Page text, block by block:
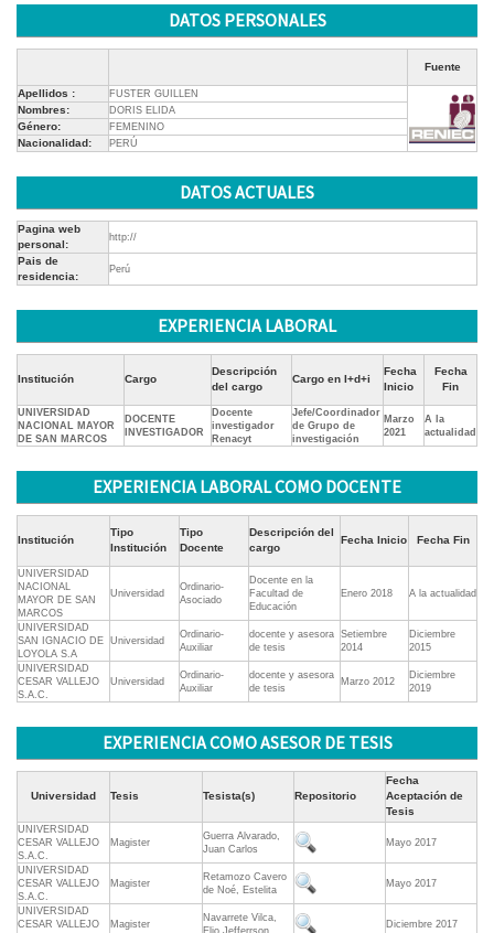
DATOS PERSONALES
Fuente
Apellidos : FUSTER GUILLEN
Nombres: DORIS ELIDA
Género: FEMENINO
Nacionalidad: PERÚ
DATOS ACTUALES
Pagina web
personal:
http://
Pais de
residencia:
Perú
EXPERIENCIA LABORAL
Institución Cargo
Descripción
del cargo
Cargo en I+d+i
Fecha
Inicio
Fecha
Fin
UNIVERSIDAD
NACIONAL MAYOR
DE SAN MARCOS
DOCENTE
INVESTIGADOR
Docente
investigador
Renacyt
Jefe/Coordinador
de Grupo de
investigación
Marzo
2021
A la
actualidad
EXPERIENCIA LABORAL COMO DOCENTE
Institución
Tipo
Institución
Tipo
Docente
Descripción del
cargo
Fecha Inicio Fecha Fin
UNIVERSIDAD
NACIONAL
MAYOR DE SAN
MARCOS
Universidad
Ordinario-
Asociado
Docente en la
Facultad de
Educación
Enero 2018 A la actualidad
UNIVERSIDAD
SAN IGNACIO DE
LOYOLA S.A
Universidad
Ordinario-
Auxiliar
docente y asesora
de tesis
Setiembre
2014
Diciembre
2015
UNIVERSIDAD
CESAR VALLEJO
S.A.C.
Universidad
Ordinario-
Auxiliar
docente y asesora
de tesis
Marzo 2012
Diciembre
2019
EXPERIENCIA COMO ASESOR DE TESIS
Universidad Tesis Tesista(s) Repositorio
Fecha
Aceptación de
Tesis
UNIVERSIDAD
CESAR VALLEJO
S.A.C.
Magister
Guerra Alvarado,
Juan Carlos
Mayo 2017
UNIVERSIDAD
CESAR VALLEJO
S.A.C.
Magister
Retamozo Cavero
de Noé, Estelita
Mayo 2017
UNIVERSIDAD
CESAR VALLEJO
Magister
Navarrete Vilca,
Elio Jefferrson
Diciembre 2017